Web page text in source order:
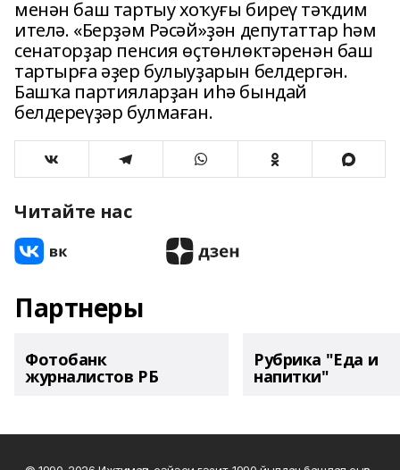
менән баш тартыу хоҡуғы биреү тәҡдим
ителә. «Берҙәм Рәсәй»ҙән депутаттар һәм
сенаторҙар пенсия өҫтөнлөктәренән баш
тартырға әҙер булыуҙарын белдергән.
Башҡа партияларҙан иһә бындай
белдереүҙәр булмаған.
Читайте нас
Партнеры
Фотобанк
журналистов РБ
Рубрика "Еда и
напитки"